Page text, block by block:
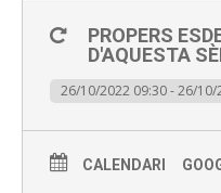
PROPERS
D'AQUESTA
26/10/2022 09:30 - 26/10/
CALENDARI